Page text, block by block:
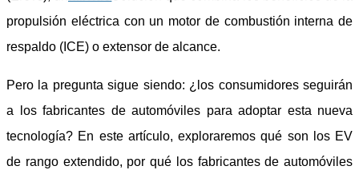
propulsión eléctrica con un motor de combustión interna de
respaldo (ICE) o extensor de alcance.
Pero la pregunta sigue siendo: ¿los consumidores seguirán
a los fabricantes de automóviles para adoptar esta nueva
tecnología? En este artículo, exploraremos qué son los EV
de rango extendido, por qué los fabricantes de automóviles